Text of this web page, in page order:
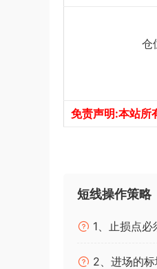
仓
免责声明:本站所
短线操作策略
1、止损点必
2、进场的